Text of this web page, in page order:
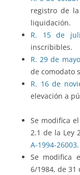
registro de
liquidación.
R. 15 de
inscribibles.
R. 29 de
de comodato
R. 16 de
elevación a
Se modifica
2.1 de la Ley
A-1994-26003.
Se modifica
6/1984, de 31